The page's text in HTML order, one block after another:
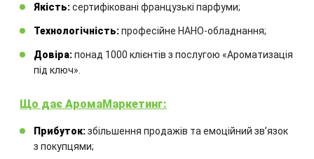
ЗАМОВИТИ
Замовте технічний розрахунок
Якість:сертифіковані французькі парфуми;
Технологічність:професійне НАНО-обладнання;
Довіра:понад 1000 клієнтів з послугою «Ароматизація
під ключ».
Що дає АромаМаркетинг:
Прибуток:збільшення продажів та емоційний звʼязок
з покупцями;